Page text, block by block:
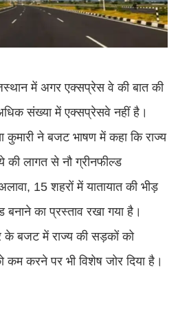
में अगर एक्सप्रेस वे की बात की
संख्या में एक्सप्रेसवे नहीं है।
कुमारी ने बजट भाषण में कहा कि राज्य
लागत से नौ ग्रीनफील्ड
15 शहरों में यातायात की भीड़
का प्रस्ताव रखा गया है।
के बजट में राज्य की सड़कों को
करने पर भी विशेष जोर दिया है।